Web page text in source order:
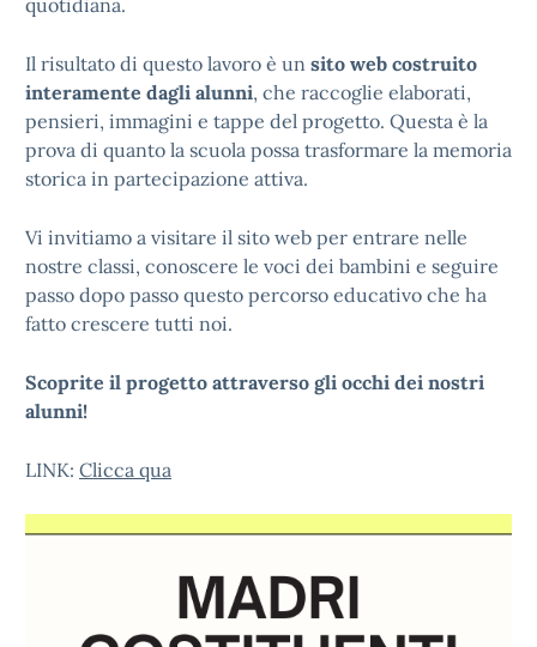
quotidiana.
Il risultato di questo lavoro è un sito web costruito
interamente dagli alunni, che raccoglie elaborati,
pensieri, immagini e tappe del progetto. Questa è la
prova di quanto la scuola possa trasformare la memoria
storica in partecipazione attiva.
Vi invitiamo a visitare il sito web per entrare nelle
nostre classi, conoscere le voci dei bambini e seguire
passo dopo passo questo percorso educativo che ha
fatto crescere tutti noi.
Scoprite il progetto attraverso gli occhi dei nostri
alunni!
LINK: Clicca qua